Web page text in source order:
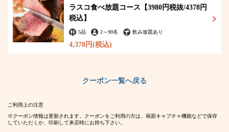
ラスコ食べ放題コース【3980円税抜/4378円
税込】
5品 2～90名 飲み放題あり
4,378円(税込)
クーポン一覧へ戻る
ご利用上の注意
クーポン情報は更新されます。クーポンをご利用の方は、画面キャプチャ機能などで保存
していただくか、印刷して来店時にお持ち下さい。